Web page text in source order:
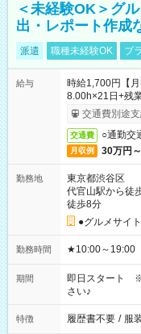
＜未経験OK＞グ
出・レポート作成
派遣 職種未経験OK ブ
給与
時給1,700円【
8.00h×21日+残
交通費別途支
交通費 ○通勤交
月収例 30万円～
勤務地
東京都渋谷区
代官山駅から徒
徒歩8分
●グルメサイ
勤務時間 ★10:00～19:00
期間
即日スタート
さい♪
特徴 履歴書不要 / 服